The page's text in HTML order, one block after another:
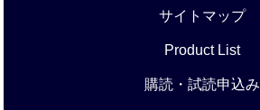
サイトマップ
Product List
購読・試読申込み